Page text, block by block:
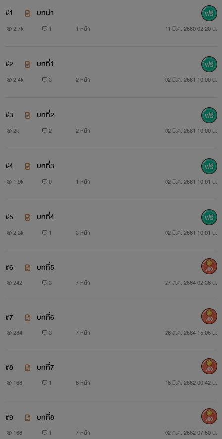
#1 บทนำ
2.7k 1 1 หน้า 11 มี.ค. 2560 02:20 น.
#2 บทที่1
2.4k 3 2 หน้า 02 มี.ค. 2561 10:00 น.
#3 บทที่2
2k 2 2 หน้า 02 มี.ค. 2561 10:00 น.
#4 บทที่3
1.9k 0 1 หน้า 02 มี.ค. 2561 10:01 น.
#5 บทที่4
2.3k 1 3 หน้า 02 มี.ค. 2561 10:01 น.
#6 บทที่5
242 3 7 หน้า 27 ส.ค. 2564 02:38 น.
300
#7 บทที่6
284 3 7 หน้า 28 ส.ค. 2564 15:05 น.
300
#8 บทที่7
168 1 8 หน้า 16 มี.ค. 2562 00:42 น.
300
#9 บทที่8
168 1 7 หน้า 02 ก.ค. 2562 07:50 น.
300